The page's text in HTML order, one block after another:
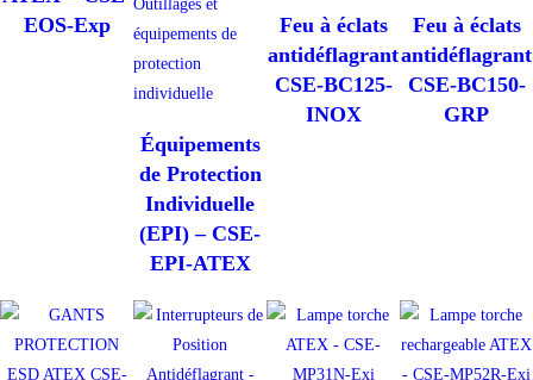
EOS-Exp
Outillages et
équipements de
protection
individuelle
Équipements
de Protection
Individuelle
(EPI) – CSE-
EPI-ATEX
Feu à éclats
antidéflagrant
CSE-BC125-
INOX
Feu à éclats
antidéflagrant
CSE-BC150-
GRP